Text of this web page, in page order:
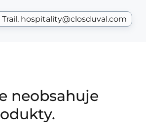
hospitality@closduval.com
neobsahuje